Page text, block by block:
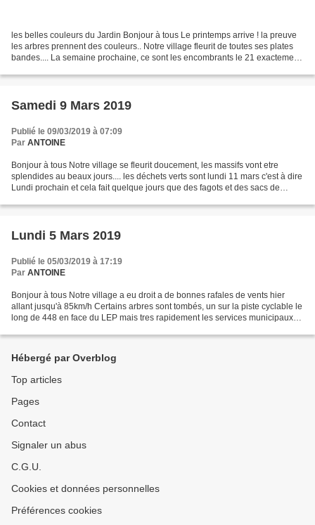
les belles couleurs du Jardin Bonjour à tous Le printemps arrive ! la preuve
les arbres prennent des couleurs.. Notre village fleurit de toutes ses plates
bandes.... La semaine prochaine, ce sont les encombrants le 21 exactement
Samedi 9 Mars 2019
Publié le 09/03/2019 à 07:09
Par ANTOINE
Bonjour à tous Notre village se fleurit doucement, les massifs vont etre
splendides au beaux jours.... les déchets verts sont lundi 11 mars c'est à dire
Lundi prochain et cela fait quelque jours que des fagots et des sacs de
Lundi 5 Mars 2019
Publié le 05/03/2019 à 17:19
Par ANTOINE
Bonjour à tous Notre village a eu droit a de bonnes rafales de vents hier
allant jusqu'à 85km/h Certains arbres sont tombés, un sur la piste cyclable le
long de 448 en face du LEP mais tres rapidement les services municipaux
Hébergé par Overblog
Top articles
Pages
Contact
Signaler un abus
C.G.U.
Cookies et données personnelles
Préférences cookies